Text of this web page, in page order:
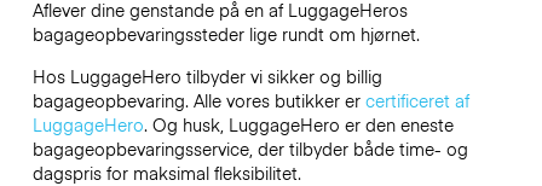
Aflever dine genstande på en af LuggageHeros
bagageopbevaringssteder lige rundt om hjørnet.
Hos LuggageHero tilbyder vi sikker og billig
bagageopbevaring. Alle vores butikker er certificeret af
LuggageHero. Og husk, LuggageHero er den eneste
bagageopbevaringsservice, der tilbyder både time- og
dagspris for maksimal fleksibilitet.